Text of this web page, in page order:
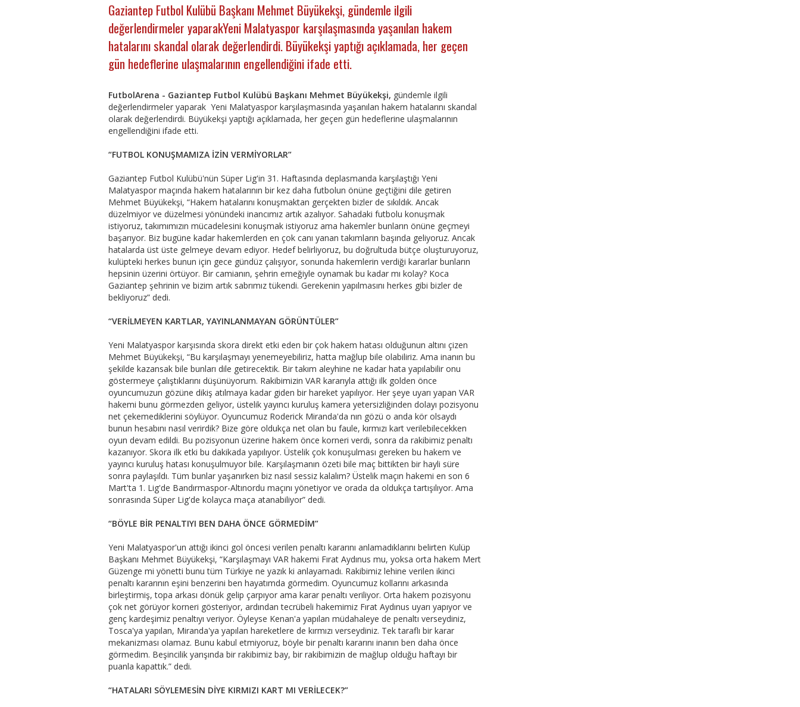
Gaziantep Futbol Kulübü Başkanı Mehmet Büyükekşi, gündemle ilgili
değerlendirmeler yaparakYeni Malatyaspor karşılaşmasında yaşanılan hakem
hatalarını skandal olarak değerlendirdi. Büyükekşi yaptığı açıklamada, her geçen
gün hedeflerine ulaşmalarının engellendiğini ifade etti.
FutbolArena - Gaziantep Futbol Kulübü Başkanı Mehmet Büyükekşi, gündemle ilgili
değerlendirmeler yaparak Yeni Malatyaspor karşılaşmasında yaşanılan hakem hatalarını skandal
olarak değerlendirdi. Büyükekşi yaptığı açıklamada, her geçen gün hedeflerine ulaşmalarının
engellendiğini ifade etti.
“FUTBOL KONUŞMAMIZA İZİN VERMİYORLAR”
Gaziantep Futbol Kulübü'nün Süper Lig'in 31. Haftasında deplasmanda karşılaştığı Yeni
Malatyaspor maçında hakem hatalarının bir kez daha futbolun önüne geçtiğini dile getiren
Mehmet Büyükekşi, “Hakem hatalarını konuşmaktan gerçekten bizler de sıkıldık. Ancak
düzelmiyor ve düzelmesi yönündeki inancımız artık azalıyor. Sahadaki futbolu konuşmak
istiyoruz, takımımızın mücadelesini konuşmak istiyoruz ama hakemler bunların önüne geçmeyi
başarıyor. Biz bugüne kadar hakemlerden en çok canı yanan takımların başında geliyoruz. Ancak
hatalarda üst üste gelmeye devam ediyor. Hedef belirliyoruz, bu doğrultuda bütçe oluşturuyoruz,
kulüpteki herkes bunun için gece gündüz çalışıyor, sonunda hakemlerin verdiği kararlar bunların
hepsinin üzerini örtüyor. Bir camianın, şehrin emeğiyle oynamak bu kadar mı kolay? Koca
Gaziantep şehrinin ve bizim artık sabrımız tükendi. Gerekenin yapılmasını herkes gibi bizler de
bekliyoruz” dedi.
“VERİLMEYEN KARTLAR, YAYINLANMAYAN GÖRÜNTÜLER”
Yeni Malatyaspor karşısında skora direkt etki eden bir çok hakem hatası olduğunun altını çizen
Mehmet Büyükekşi, “Bu karşılaşmayı yenemeyebiliriz, hatta mağlup bile olabiliriz. Ama inanın bu
şekilde kazansak bile bunları dile getirecektik. Bir takım aleyhine ne kadar hata yapılabilir onu
göstermeye çalıştıklarını düşünüyorum. Rakibimizin VAR kararıyla attığı ilk golden önce
oyuncumuzun gözüne dikiş atılmaya kadar giden bir hareket yapılıyor. Her şeye uyarı yapan VAR
hakemi bunu görmezden geliyor, üstelik yayıncı kuruluş kamera yetersizliğinden dolayı pozisyonu
net çekemediklerini söylüyor. Oyuncumuz Roderick Miranda'da nın gözü o anda kör olsaydı
bunun hesabını nasıl verirdik? Bize göre oldukça net olan bu faule, kırmızı kart verilebilecekken
oyun devam edildi. Bu pozisyonun üzerine hakem önce korneri verdi, sonra da rakibimiz penaltı
kazanıyor. Skora ilk etki bu dakikada yapılıyor. Üstelik çok konuşulması gereken bu hakem ve
yayıncı kuruluş hatası konuşulmuyor bile. Karşılaşmanın özeti bile maç bittikten bir hayli süre
sonra paylaşıldı. Tüm bunlar yaşanırken biz nasıl sessiz kalalım? Üstelik maçın hakemi en son 6
Mart'ta 1. Lig'de Bandırmaspor-Altınordu maçını yönetiyor ve orada da oldukça tartışılıyor. Ama
sonrasında Süper Lig'de kolayca maça atanabiliyor” dedi.
“BÖYLE BİR PENALTIYI BEN DAHA ÖNCE GÖRMEDİM”
Yeni Malatyaspor'un attığı ikinci gol öncesi verilen penaltı kararını anlamadıklarını belirten Kulüp
Başkanı Mehmet Büyükekşi, “Karşılaşmayı VAR hakemi Fırat Aydınus mu, yoksa orta hakem Mert
Güzenge mi yönetti bunu tüm Türkiye ne yazık ki anlayamadı. Rakibimiz lehine verilen ikinci
penaltı kararının eşini benzerini ben hayatımda görmedim. Oyuncumuz kollarını arkasında
birleştirmiş, topa arkası dönük gelip çarpıyor ama karar penaltı veriliyor. Orta hakem pozisyonu
çok net görüyor korneri gösteriyor, ardından tecrübeli hakemimiz Fırat Aydınus uyarı yapıyor ve
genç kardeşimiz penaltıyı veriyor. Öyleyse Kenan'a yapılan müdahaleye de penaltı verseydiniz,
Tosca'ya yapılan, Miranda'ya yapılan hareketlere de kırmızı verseydiniz. Tek taraflı bir karar
mekanizması olamaz. Bunu kabul etmiyoruz, böyle bir penaltı kararını inanın ben daha önce
görmedim. Beşincilik yarışında bir rakibimiz bay, bir rakibimizin de mağlup olduğu haftayı bir
puanla kapattık.” dedi.
“HATALARI SÖYLEMESİN DİYE KIRMIZI KART MI VERİLECEK?”